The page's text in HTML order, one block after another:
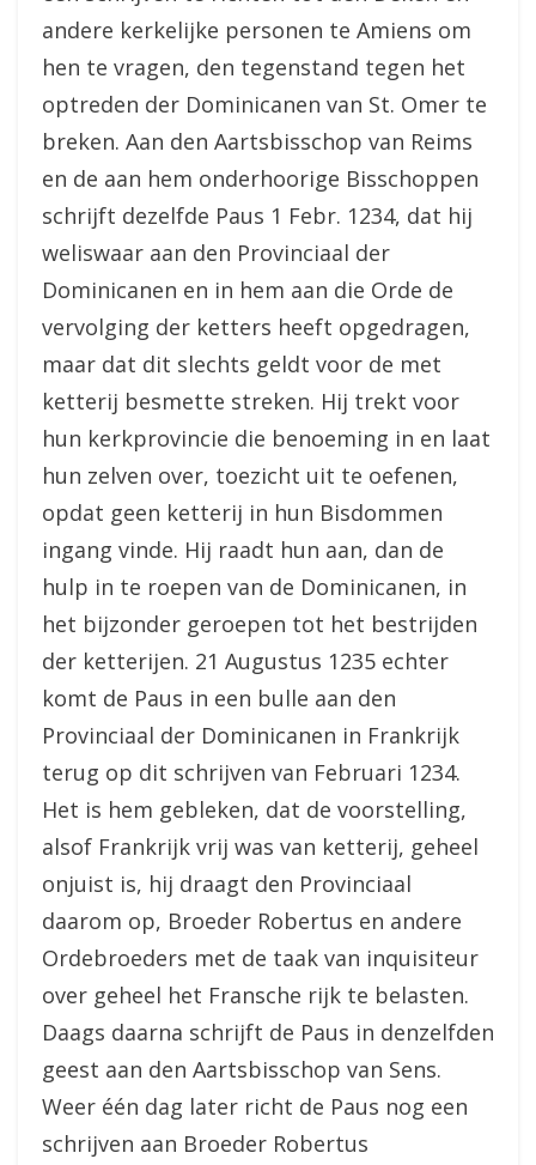
andere kerkelijke personen te Amiens om
hen te vragen, den tegenstand tegen het
optreden der Dominicanen van St. Omer te
breken. Aan den Aartsbisschop van Reims
en de aan hem onderhoorige Bisschoppen
schrijft dezelfde Paus 1 Febr. 1234, dat hij
weliswaar aan den Provinciaal der
Dominicanen en in hem aan die Orde de
vervolging der ketters heeft opgedragen,
maar dat dit slechts geldt voor de met
ketterij besmette streken. Hij trekt voor
hun kerkprovincie die benoeming in en laat
hun zelven over, toezicht uit te oefenen,
opdat geen ketterij in hun Bisdommen
ingang vinde. Hij raadt hun aan, dan de
hulp in te roepen van de Dominicanen, in
het bijzonder geroepen tot het bestrijden
der ketterijen. 21 Augustus 1235 echter
komt de Paus in een bulle aan den
Provinciaal der Dominicanen in Frankrijk
terug op dit schrijven van Februari 1234.
Het is hem gebleken, dat de voorstelling,
alsof Frankrijk vrij was van ketterij, geheel
onjuist is, hij draagt den Provinciaal
daarom op, Broeder Robertus en andere
Ordebroeders met de taak van inquisiteur
over geheel het Fransche rijk te belasten.
Daags daarna schrijft de Paus in denzelfden
geest aan den Aartsbisschop van Sens.
Weer één dag later richt de Paus nog een
schrijven aan Broeder Robertus